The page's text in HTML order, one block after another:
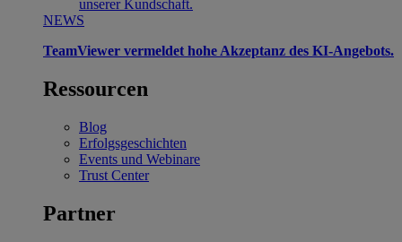
unserer Kundschaft.
NEWS
TeamViewer vermeldet hohe Akzeptanz des KI-Angebots.
Ressourcen
Blog
Erfolgsgeschichten
Events und Webinare
Trust Center
Partner